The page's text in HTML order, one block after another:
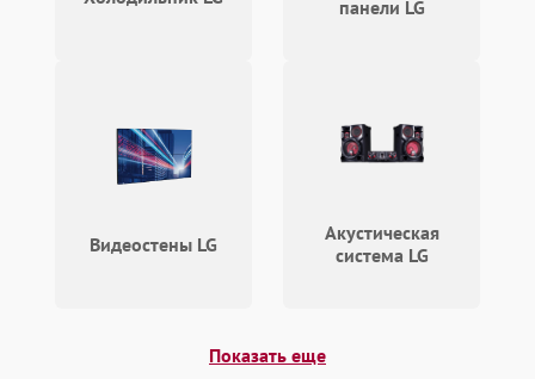
панели LG
Видеостены LG
Акустическая
система LG
Показать еще